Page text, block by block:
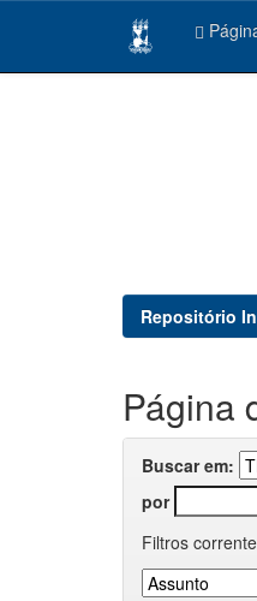
Repositório
Página
Buscar em:
por
Filtros